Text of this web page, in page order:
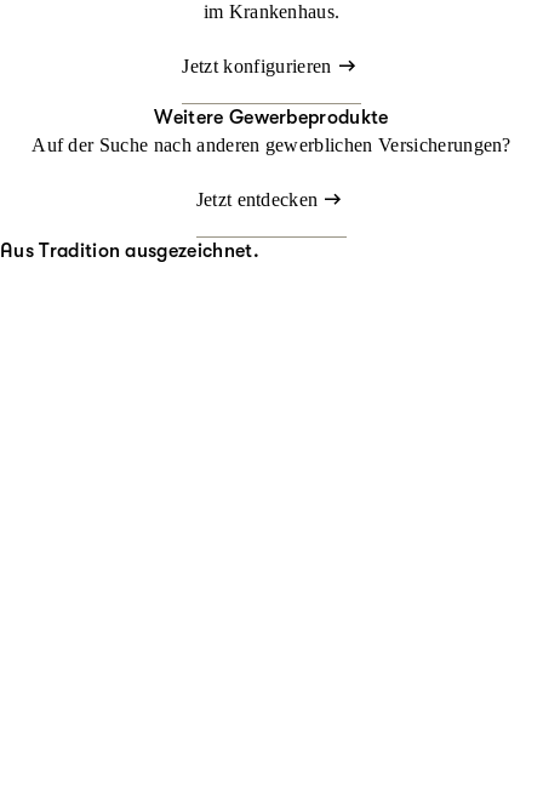
im Krankenhaus.
Jetzt konfigurieren
Weitere Gewerbeprodukte
Auf der Suche nach anderen gewerblichen Versicherungen?
Jetzt entdecken
Aus Tradition ausgezeichnet.